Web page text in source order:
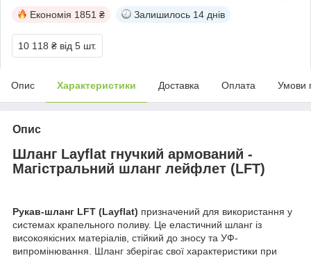
Економія 1851 ₴ Залишилось 14 днів
10 118 ₴ від 5 шт.
Опис Характеристики Доставка Оплата Умови
Опис
Шланг Layflat гнучкий армований -
Магістральний шланг лейфлет (LFT)
Рукав-шланг LFT (Layflat) призначений для використання у
системах крапельного поливу. Це еластичний шланг із
високоякісних матеріалів, стійкий до зносу та УФ-
випромінювання. Шланг зберігає свої характеристики при